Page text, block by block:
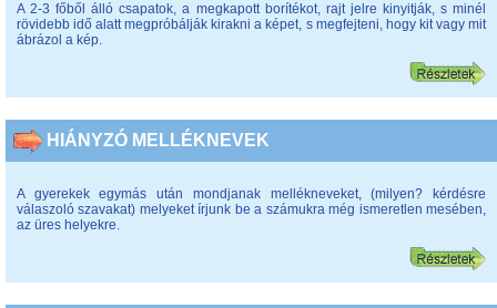
A 2-3 főből álló csapatok, a megkapott borítékot, rajt jelre kinyitják, s minél
rövidebb idő alatt megpróbálják kirakni a képet, s megfejteni, hogy kit vagy mit
ábrázol a kép.
HIÁNYZÓ MELLÉKNEVEK
A gyerekek egymás után mondjanak mellékneveket, (milyen? kérdésre
válaszoló szavakat) melyeket írjunk be a számukra még ismeretlen mesében,
az üres helyekre.